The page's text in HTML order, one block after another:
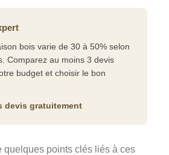
bois varie de 30 à 50% selon
Comparez au moins 3 devis
budget et choisir le bon
devis gratuitement
quelques points clés liés à ces